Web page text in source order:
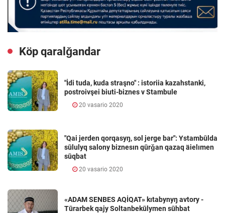
Köp qaralǧandar
"İdi tuda, kuda straşno" : istoriia kazahstanki,
postroivşei biuti-biznes v Stambule
20 vasario 2020
"Qai jerden qorqasyŋ, sol jerge bar": Ystambūlda
sūlulyq salony biznesın qūrǧan qazaq äielımen
sūqbat
20 vasario 2020
«ADAM SENBES AQİQAT» kıtabynyŋ avtory -
Tūrarbek qajy Soltanbekūlymen sūhbat